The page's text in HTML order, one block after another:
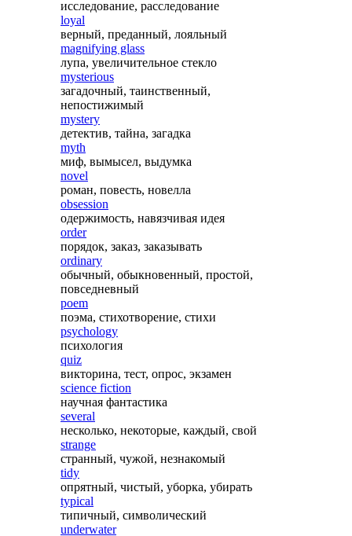
исследование, расследование
loyal
верный, преданный, лояльный
magnifying glass
лупа, увеличительное стекло
mysterious
загадочный, таинственный,
непостижимый
mystery
детектив, тайна, загадка
myth
миф, вымысел, выдумка
novel
роман, повесть, новелла
obsession
одержимость, навязчивая идея
order
порядок, заказ, заказывать
ordinary
обычный, обыкновенный, простой,
повседневный
poem
поэма, стихотворение, стихи
psychology
психология
quiz
викторина, тест, опрос, экзамен
science fiction
научная фантастика
several
несколько, некоторые, каждый, свой
strange
странный, чужой, незнакомый
tidy
опрятный, чистый, уборка, убирать
typical
типичный, символический
underwater